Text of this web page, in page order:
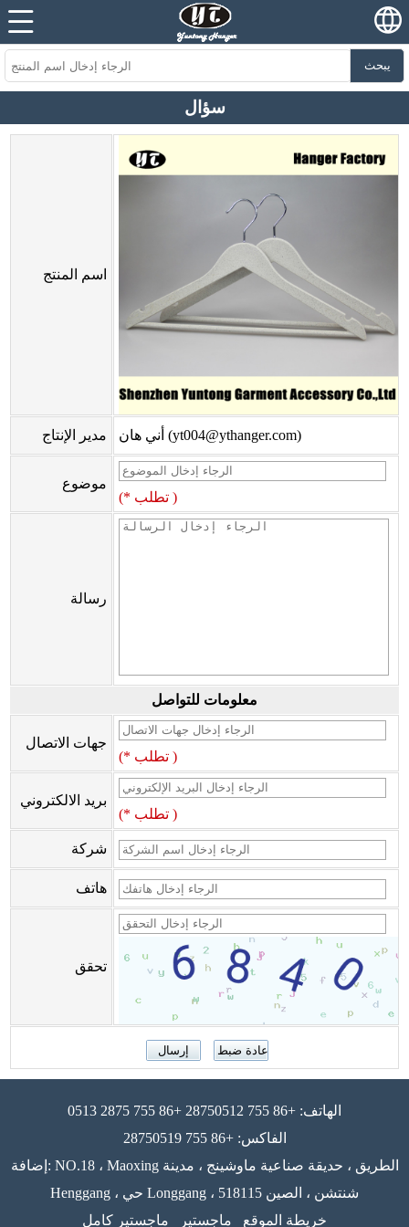
يبحث
سؤال
اسم المنتج
مدير الإنتاج أني هان (yt004@ythanger.com)
موضوع
(* تطلب )
رسالة
معلومات للتواصل
جهات الاتصال
(* تطلب )
بريد الالكتروني
(* تطلب )
شركة
هاتف
تحقق
الهاتف: +86 755 28750512 +86 755 2875 0513
الفاكس: +86 755 28750519
إضافة: NO.18 ، Maoxing الطريق ، حديقة صناعية ماوشينج ، مدينة
Henggang ، حي Longgang ، 518115 شنتشن ، الصين
خريطة الموقع
ماجستير ماجستير كامل